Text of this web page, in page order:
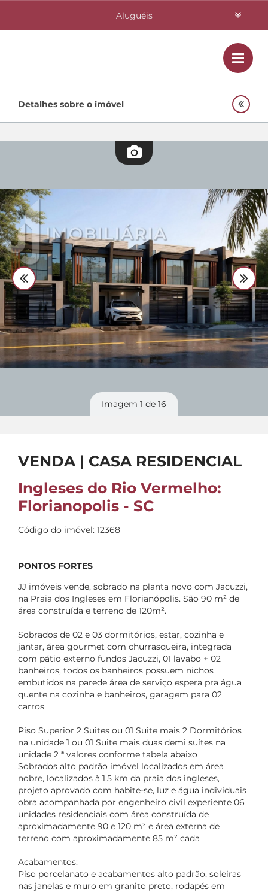
Aluguéis
Investimentos
Quem Somos
Fale Conosco 48 3364-0079
Plantão 48 99842-0500
Divulgue seu imóvel
Detalhes sobre o imóvel
Imagem 1 de 16
VENDA | CASA RESIDENCIAL
Ingleses do Rio Vermelho:
Florianopolis - SC
Código do imóvel: 12368
PONTOS FORTES
JJ imóveis vende, sobrado na planta novo com Jacuzzi,
na Praia dos Ingleses em Florianópolis. São 90 m² de
área construída e terreno de 120m².
Sobrados de 02 e 03 dormitórios, estar, cozinha e
jantar, área gourmet com churrasqueira, integrada
com pátio externo fundos Jacuzzi, 01 lavabo + 02
banheiros, todos os banheiros possuem nichos
embutidos na parede área de serviço espera pra água
quente na cozinha e banheiros, garagem para 02
carros
Piso Superior 2 Suites ou 01 Suite mais 2 Dormitórios
na unidade 1 ou 01 Suite mais duas demi suítes na
unidade 2 * valores conforme tabela abaixo
Sobrados alto padrão imóvel localizados em área
nobre, localizados à 1,5 km da praia dos ingleses,
projeto aprovado com habite-se, luz e água individuais
obra acompanhada por engenheiro civil experiente 06
unidades residenciais com área construída de
aproximadamente 90 e 120 m² e área externa de
terreno com aproximadamente 85 m² cada
Acabamentos:
Piso porcelanato e acabamentos alto padrão, soleiras
nas janelas e muro em granito preto, rodapés em